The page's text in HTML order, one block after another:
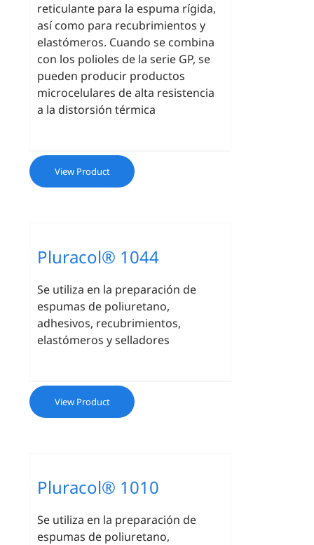
reticulante para la espuma rígida,
así como para recubrimientos y
elastómeros. Cuando se combina
con los polioles de la serie GP, se
pueden producir productos
microcelulares de alta resistencia
a la distorsión térmica
View Product
Pluracol® 1044
Se utiliza en la preparación de
espumas de poliuretano,
adhesivos, recubrimientos,
elastómeros y selladores
View Product
Pluracol® 1010
Se utiliza en la preparación de
espumas de poliuretano,